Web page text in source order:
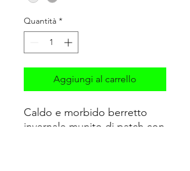
Quantità *
Aggiungi al carrello
Caldo e morbido berretto
invernale munito di patch con